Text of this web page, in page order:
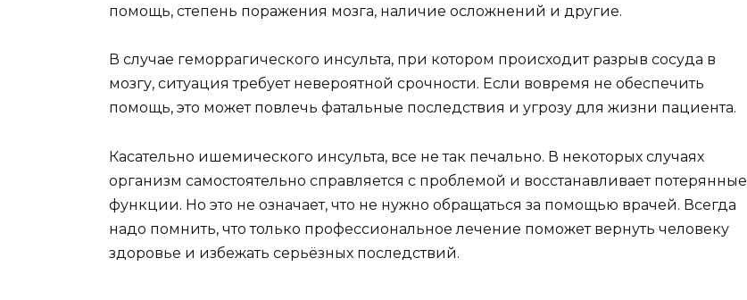
помощь, степень поражения мозга, наличие осложнений и другие.
В случае геморрагического инсульта, при котором происходит разрыв сосуда в
мозгу, ситуация требует невероятной срочности. Если вовремя не обеспечить
помощь, это может повлечь фатальные последствия и угрозу для жизни пациента.
Касательно ишемического инсульта, все не так печально. В некоторых случаях
организм самостоятельно справляется с проблемой и восстанавливает потерянные
функции. Но это не означает, что не нужно обращаться за помощью врачей. Всегда
надо помнить, что только профессиональное лечение поможет вернуть человеку
здоровье и избежать серьёзных последствий.